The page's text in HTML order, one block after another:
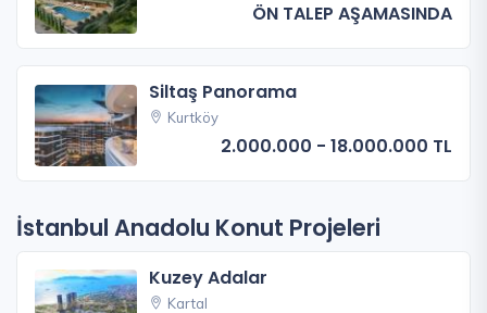
ÖN TALEP AŞAMASINDA
Siltaş Panorama
Kurtköy
2.000.000 - 18.000.000 TL
İstanbul Anadolu Konut Projeleri
Kuzey Adalar
Kartal